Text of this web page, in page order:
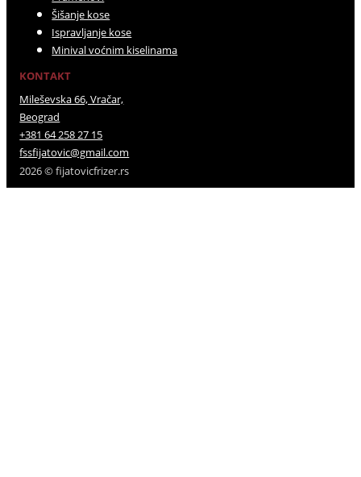
Šišanje kose
Ispravljanje kose
Minival voćnim kiselinama
KONTAKT
Mileševska 66, Vračar,
Beograd
+381 64 258 27 15
fssfijatovic@gmail.com
2026 © fijatovicfrizer.rs